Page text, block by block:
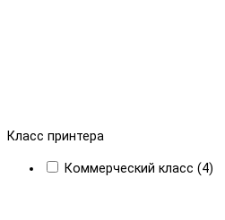
Класс принтера
Коммерческий класс (4)